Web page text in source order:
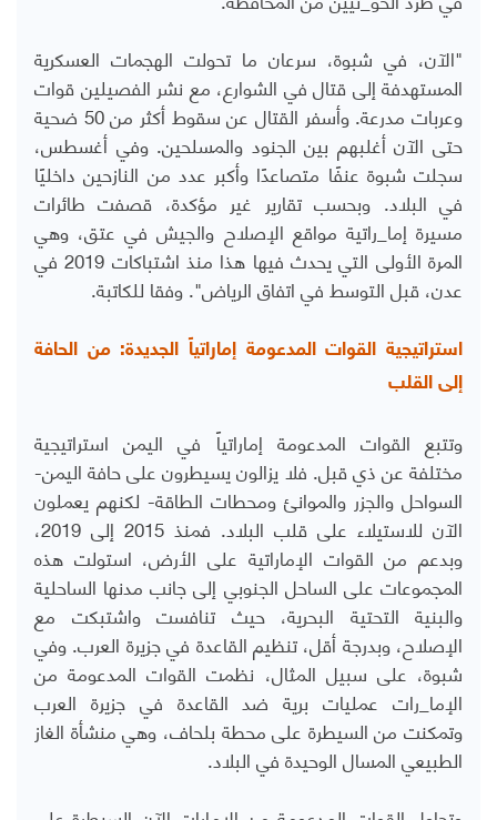
"الآن، في شبوة، سرعان ما تحولت الهجمات العسكرية
المستهدفة إلى قتال في الشوارع، مع نشر الفصيلين قوات
وعربات مدرعة. وأسفر القتال عن سقوط أكثر من 50 ضحية
حتى الآن أغلبهم بين الجنود والمسلحين. وفي أغسطس،
سجلت شبوة عنفًا متصاعدًا وأكبر عدد من النازحين داخليًا
في البلاد. وبحسب تقارير غير مؤكدة، قصفت طائرات
مسيرة إما_راتية مواقع الإصلاح والجيش في عتق، وهي
المرة الأولى التي يحدث فيها هذا منذ اشتباكات 2019 في
عدن، قبل التوسط في اتفاق الرياض". وفقا للكاتبة.
استراتيجية القوات المدعومة إماراتياً الجديدة: من الحافة
إلى القلب
وتتبع القوات المدعومة إماراتياً في اليمن استراتيجية
مختلفة عن ذي قبل. فلا يزالون يسيطرون على حافة اليمن-
السواحل والجزر والموانئ ومحطات الطاقة- لكنهم يعملون
الآن للاستيلاء على قلب البلاد. فمنذ 2015 إلى 2019،
وبدعم من القوات الإماراتية على الأرض، استولت هذه
المجموعات على الساحل الجنوبي إلى جانب مدنها الساحلية
والبنية التحتية البحرية، حيث تنافست واشتبكت مع
الإصلاح، وبدرجة أقل، تنظيم القاعدة في جزيرة العرب. وفي
شبوة، على سبيل المثال، نظمت القوات المدعومة من
الإما_رات عمليات برية ضد القاعدة في جزيرة العرب
وتمكنت من السيطرة على محطة بلحاف، وهي منشأة الغاز
الطبيعي المسال الوحيدة في البلاد.